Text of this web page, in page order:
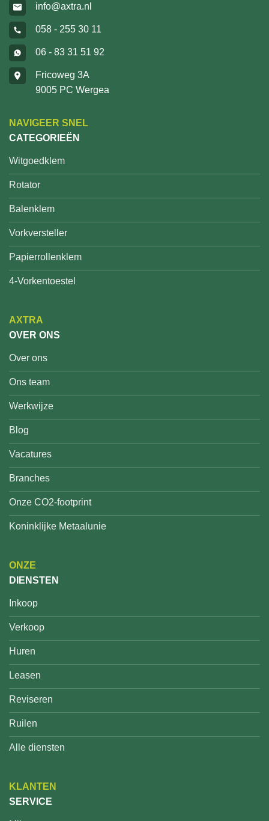
info@axtra.nl
058 - 255 30 11
06 - 83 31 51 92
Fricoweg 3A
9005 PC Wergea
NAVIGEER SNEL
CATEGORIEËN
Witgoedklem
Rotator
Balenklem
Vorkversteller
Papierrollenklem
4-Vorkentoestel
AXTRA
OVER ONS
Over ons
Ons team
Werkwijze
Blog
Vacatures
Branches
Onze CO2-footprint
Koninklijke Metaalunie
ONZE
DIENSTEN
Inkoop
Verkoop
Huren
Leasen
Reviseren
Ruilen
Alle diensten
KLANTEN
SERVICE